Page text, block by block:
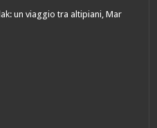
un viaggio tra altipiani, Mar